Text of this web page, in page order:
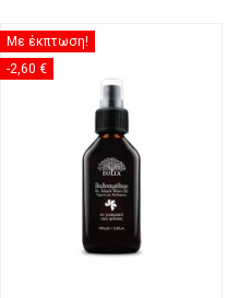
Με έκπτωση!
-2,60 €